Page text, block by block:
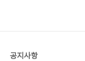
공지사항